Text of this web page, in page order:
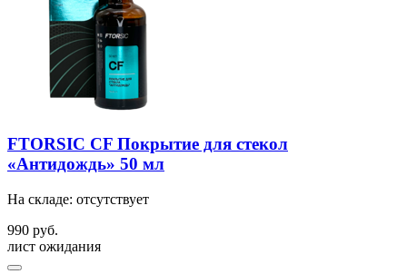
FTORSIC CF Покрытие для стекол
«Антидождь» 50 мл
На складе: отсутствует
990 руб.
лист ожидания